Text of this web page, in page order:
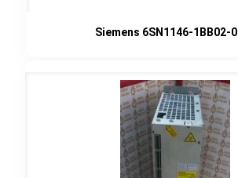
Siemens 6SN1146-1BB02-